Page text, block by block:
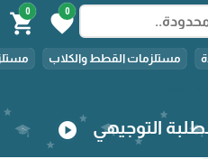
0
favorite
0
shopping_cart
مستلزمات القطط والكلاب
التوجيهي play_circle